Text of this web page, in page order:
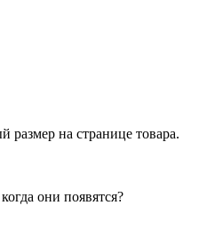
размер на странице товара.
они появятся?